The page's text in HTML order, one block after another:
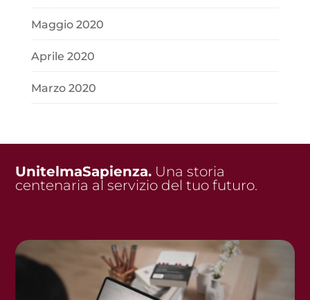
Maggio 2020
Aprile 2020
Marzo 2020
UnitelmaSapienza. Una storia
centenaria al servizio del tuo futuro.